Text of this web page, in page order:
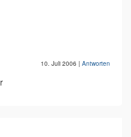
10. Juli 2006 | Antworten